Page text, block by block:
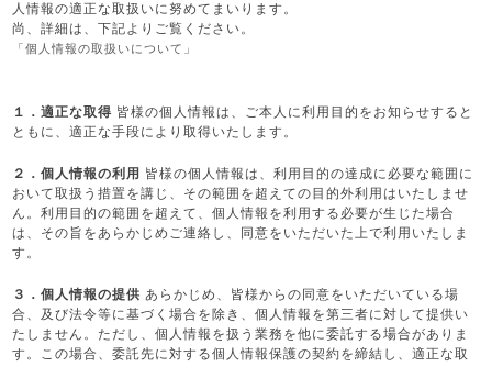
人情報の適正な取扱いに努めてまいります。
尚、詳細は、下記よりご覧ください。
「個人情報の取扱いについて」
１．適正な取得 皆様の個人情報は、ご本人に利用目的をお知らせすると
ともに、適正な手段により取得いたします。
２．個人情報の利用 皆様の個人情報は、利用目的の達成に必要な範囲に
おいて取扱う措置を講じ、その範囲を超えての目的外利用はいたしませ
ん。利用目的の範囲を超えて、個人情報を利用する必要が生じた場合
は、その旨をあらかじめご連絡し、同意をいただいた上で利用いたしま
す。
３．個人情報の提供 あらかじめ、皆様からの同意をいただいている場
合、及び法令等に基づく場合を除き、個人情報を第三者に対して提供い
たしません。ただし、個人情報を扱う業務を他に委託する場合がありま
す。この場合、委託先に対する個人情報保護の契約を締結し、適正な取